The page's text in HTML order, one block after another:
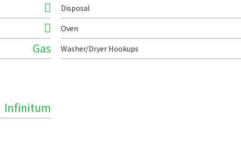
Disposal
Oven
Gas Washer/Dryer Hookups
Infinitum